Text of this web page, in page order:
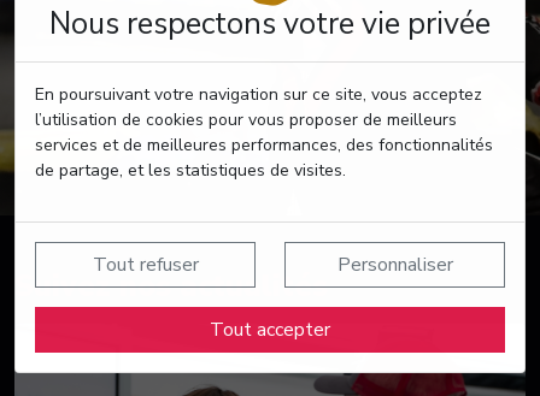
Nous respectons votre vie privée
En poursuivant votre navigation sur ce site, vous acceptez
l’utilisation de cookies pour vous proposer de meilleurs
services et de meilleures performances, des fonctionnalités
de partage, et les statistiques de visites.
Tout refuser Personnaliser
Tout accepter
Suivez nos actualités